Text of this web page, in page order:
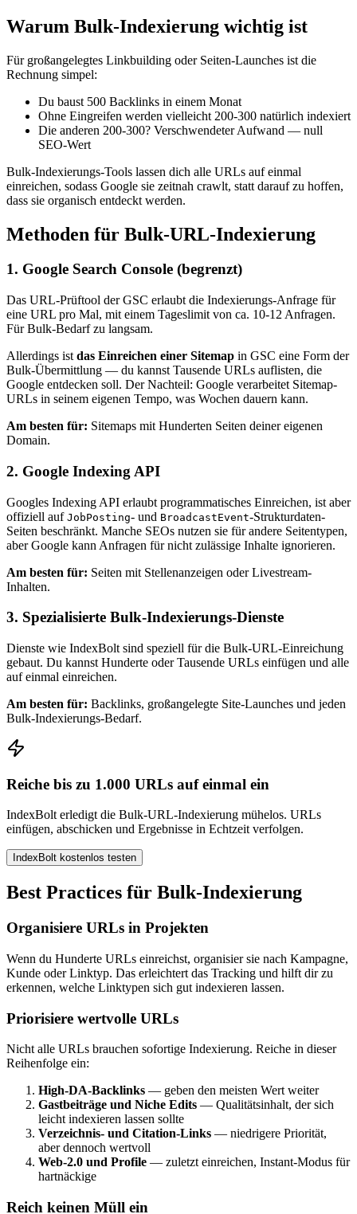
Warum Bulk-Indexierung wichtig ist
Für großangelegtes Linkbuilding oder Seiten-Launches ist die
Rechnung simpel:
Du baust 500 Backlinks in einem Monat
Ohne Eingreifen werden vielleicht 200-300 natürlich indexiert
Die anderen 200-300? Verschwendeter Aufwand — null
SEO-Wert
Bulk-Indexierungs-Tools lassen dich alle URLs auf einmal
einreichen, sodass Google sie zeitnah crawlt, statt darauf zu hoffen,
dass sie organisch entdeckt werden.
Methoden für Bulk-URL-Indexierung
1. Google Search Console (begrenzt)
Das URL-Prüftool der GSC erlaubt die Indexierungs-Anfrage für
eine URL pro Mal, mit einem Tageslimit von ca. 10-12 Anfragen.
Für Bulk-Bedarf zu langsam.
Allerdings ist das Einreichen einer Sitemap in GSC eine Form der
Bulk-Übermittlung — du kannst Tausende URLs auflisten, die
Google entdecken soll. Der Nachteil: Google verarbeitet Sitemap-
URLs in seinem eigenen Tempo, was Wochen dauern kann.
Am besten für: Sitemaps mit Hunderten Seiten deiner eigenen
Domain.
2. Google Indexing API
Googles Indexing API erlaubt programmatisches Einreichen, ist aber
offiziell auf JobPosting- und BroadcastEvent-Strukturdaten-
Seiten beschränkt. Manche SEOs nutzen sie für andere Seitentypen,
aber Google kann Anfragen für nicht zulässige Inhalte ignorieren.
Am besten für: Seiten mit Stellenanzeigen oder Livestream-
Inhalten.
3. Spezialisierte Bulk-Indexierungs-Dienste
Dienste wie IndexBolt sind speziell für die Bulk-URL-Einreichung
gebaut. Du kannst Hunderte oder Tausende URLs einfügen und alle
auf einmal einreichen.
Am besten für: Backlinks, großangelegte Site-Launches und jeden
Bulk-Indexierungs-Bedarf.
Reiche bis zu 1.000 URLs auf einmal ein
IndexBolt erledigt die Bulk-URL-Indexierung mühelos. URLs
einfügen, abschicken und Ergebnisse in Echtzeit verfolgen.
IndexBolt kostenlos testen
Best Practices für Bulk-Indexierung
Organisiere URLs in Projekten
Wenn du Hunderte URLs einreichst, organisier sie nach Kampagne,
Kunde oder Linktyp. Das erleichtert das Tracking und hilft dir zu
erkennen, welche Linktypen sich gut indexieren lassen.
Priorisiere wertvolle URLs
Nicht alle URLs brauchen sofortige Indexierung. Reiche in dieser
Reihenfolge ein:
High-DA-Backlinks — geben den meisten Wert weiter
Gastbeiträge und Niche Edits — Qualitätsinhalt, der sich
leicht indexieren lassen sollte
Verzeichnis- und Citation-Links — niedrigere Priorität,
aber dennoch wertvoll
Web-2.0 und Profile — zuletzt einreichen, Instant-Modus für
hartnäckige
Reich keinen Müll ein